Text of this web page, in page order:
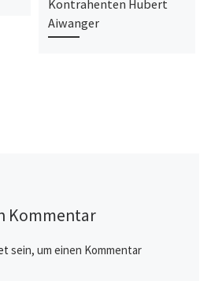
Kontrahenten Hubert
Aiwanger
Kommentar
sein, um einen Kommentar